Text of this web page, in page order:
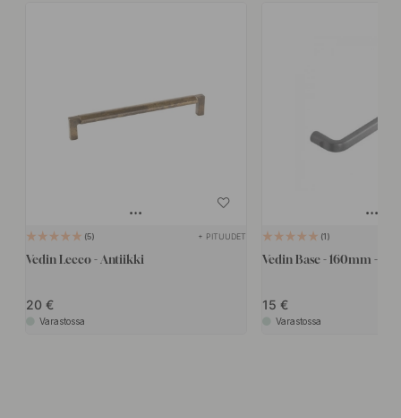
5 + PITUUDET
Vedin Lecco - Antiikki
20
Varastossa
1
Vedin Base - 160mm -
15
Varastossa